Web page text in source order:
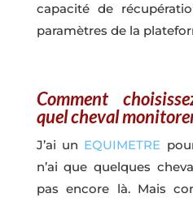
capacité de
paramètres de la
Comment
quel cheval
J’ai un EQUIMETRE
n’ai que quelques
pas encore là. Mais